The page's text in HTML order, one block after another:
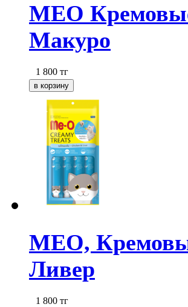
МЕО Кремовые
Макуро
1 800 тг
МЕО,
Ливер
1 800 тг